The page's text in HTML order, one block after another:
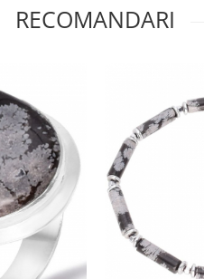
RECOMANDARI